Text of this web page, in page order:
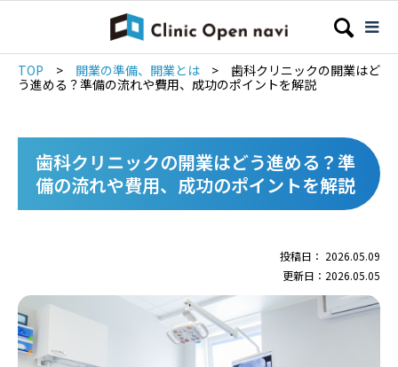
TOP > 開業の準備、開業とは >
歯科クリニックの開業はど
う進める？準備の流れや費用、成功のポイントを解説
歯科クリニックの開業はどう進める？準
備の流れや費用、成功のポイントを解説
投稿日： 2026.05.09
更新日：2026.05.05